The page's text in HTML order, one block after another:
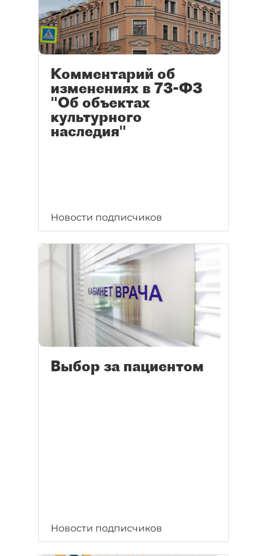
Комментарий об
изменениях в 73-ФЗ
"Об объектах
культурного
наследия"
Новости подписчиков
Выбор за пациентом
Новости подписчиков